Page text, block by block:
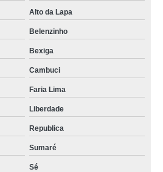
alto fluxo Guararema
tratamento de pé diabético Jardim Europa
fluxo agendar Vila Mariana
fluxo Lagoa Seca
alto fluxo Santana
Alto da Lapa
Belenzinho
Bexiga
Cambuci
Faria Lima
Liberdade
Republica
Sumaré
Sé